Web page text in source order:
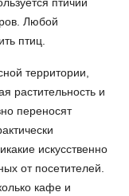
птичий
Любой
птиц.
территории,
растительность и
переносят
искусственно
от посетителей.
кафе и